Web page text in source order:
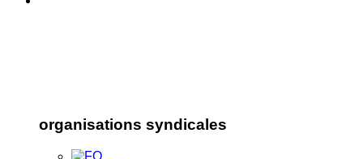
organisations syndicales